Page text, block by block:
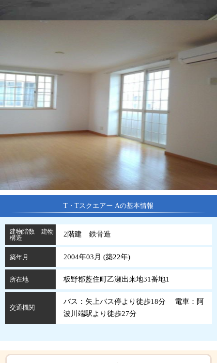
T・Tスクエアー Aの基本情報
建物階数 建物
構造
2階建 鉄骨造
築年月 2004年03月 (築22年)
所在地 板野郡藍住町乙瀬出来地31番地1
交通機関
バス：矢上バス停より徒歩18分 電車：阿
波川端駅より徒歩27分